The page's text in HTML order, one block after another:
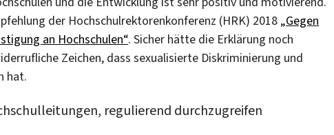
der Hochschulrektorenkonferenz (HRK) 2018 „Gegen
an Hochschulen“. Sicher hätte die Erklärung noch
Zeichen, dass sexualisierte Diskriminierung und
hat.
regulierend durchzugreifen